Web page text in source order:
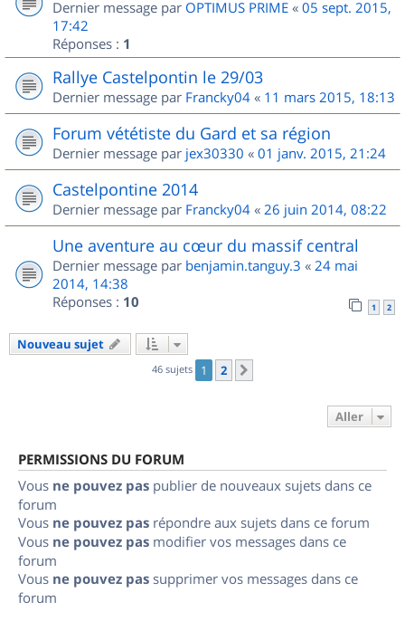
Dernier message par OPTIMUS PRIME « 05 sept. 2015,
17:42
Réponses : 1
Rallye Castelpontin le 29/03
Dernier message par Francky04 « 11 mars 2015, 18:13
Forum vététiste du Gard et sa région
Dernier message par jex30330 « 01 janv. 2015, 21:24
Castelpontine 2014
Dernier message par Francky04 « 26 juin 2014, 08:22
Une aventure au cœur du massif central
Dernier message par benjamin.tanguy.3 « 24 mai
2014, 14:38
Réponses : 10 1 2
Nouveau sujet
46 sujets 1 2
Aller
PERMISSIONS DU FORUM
Vous ne pouvez pas publier de nouveaux sujets dans ce
forum
Vous ne pouvez pas répondre aux sujets dans ce forum
Vous ne pouvez pas modifier vos messages dans ce
forum
Vous ne pouvez pas supprimer vos messages dans ce
forum